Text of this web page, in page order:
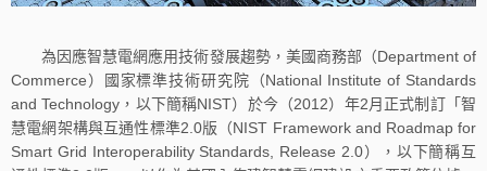
為因應智慧電網應用技術發展趨勢，美國商務部（Department of
Commerce）國家標準技術研究院（National Institute of Standards
and Technology，以下簡稱NIST）於今（2012）年2月正式制訂「智
慧電網架構與互通性標準2.0版（NIST Framework and Roadmap for
Smart Grid Interoperability Standards, Release 2.0），以下簡稱互